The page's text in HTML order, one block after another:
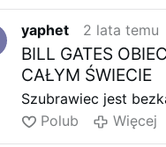
yaphet 2 lata temu
BILL GATES
CAŁYM ŚWIECIE
Szubrawiec jest
Polub
Więcej